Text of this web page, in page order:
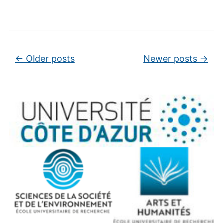
Post navigation
← Older posts Newer posts →